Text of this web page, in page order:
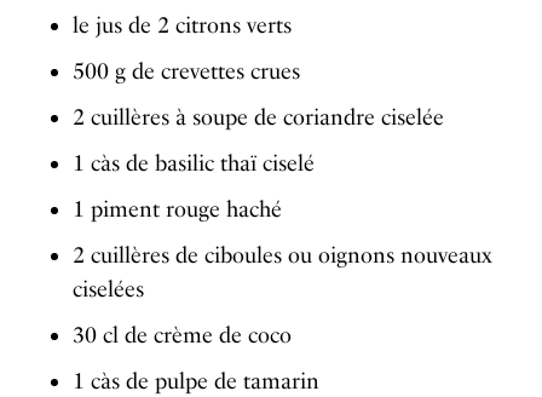
le jus de 2 citrons verts
500 g de crevettes crues
2 cuillères à soupe de coriandre ciselée
1 càs de basilic thaï ciselé
1 piment rouge haché
2 cuillères de ciboules ou oignons nouveaux
ciselées
30 cl de crème de coco
1 càs de pulpe de tamarin